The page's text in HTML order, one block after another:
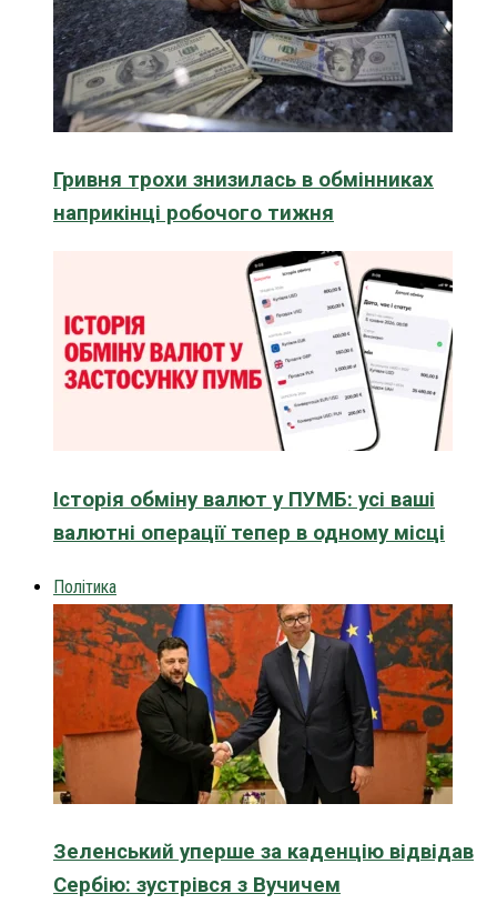
Гривня трохи знизилась в обмінниках
наприкінці робочого тижня
Історія обміну валют у ПУМБ: усі ваші
валютні операції тепер в одному місці
Політика
Зеленський уперше за каденцію відвідав
Сербію: зустрівся з Вучичем